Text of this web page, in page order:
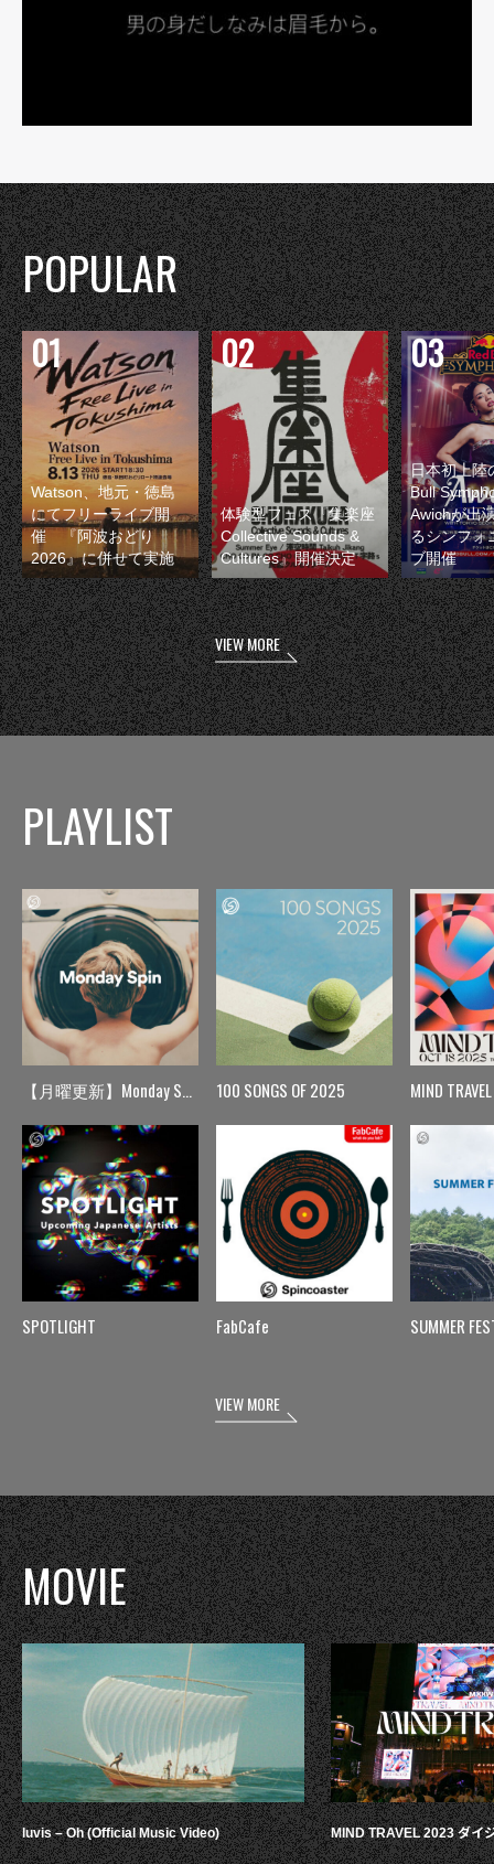
POPULAR
Watson、地元・徳島
にてフリーライブ開
催 『阿波おどり
2026』に併せて実施
体験型フェス『集楽座
Collective Sounds &
Cultures』開催決定
日本初上陸
Bull
Awichが出
るシンフォ
ブ開催
VIEW MORE
PLAYLIST
【月曜更新】Monday Spin
SPOTLIGHT
100 SONGS OF 2025
FabCafe
MIND TRAVEL
SUMMER
VIEW MORE
MOVIE
luvis – Oh (Official Music Video) MIND TRAVEL 2023 ダイ